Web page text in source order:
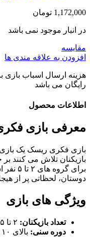
1,172,000 تومان
در انبار موجود نمی باشد
مقایسه
افزودن به علاقه مندی ها
هزینه ارسال اسباب بازی
رایگان می باشد
اطلاعات محصول
معرفی بازی
بازی فکری ریسک یک
بازیکنان تلاش می کنند
برای
دوستان، لحظاتی پر از
ویژگی های بازی
تعداد بازیکنان:
دوره سنی: بالای ۱۰ سال